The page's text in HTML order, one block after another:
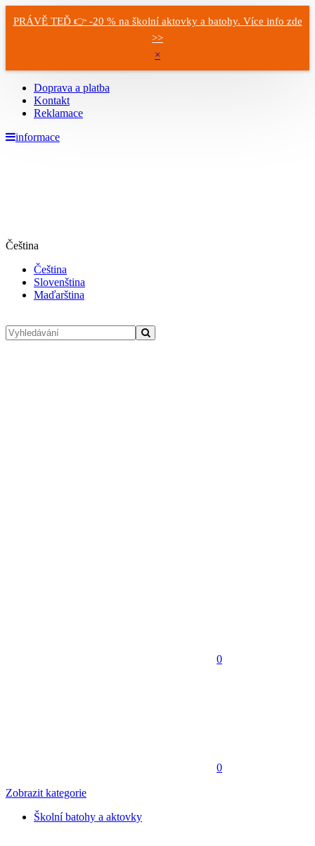
PRÁVĚ TEĎ 👉 -20 % na školní aktovky a batohy. Více info zde
>>
×
Doprava a platba
Kontakt
Reklamace
informace
Čeština
Čeština
Slovenština
Maďarština
0
0
Zobrazit kategorie
Školní batohy a aktovky